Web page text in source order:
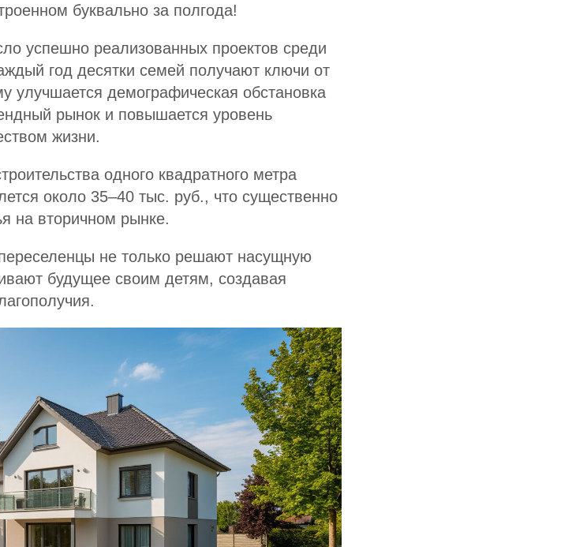
буквально за полгода!
успешно реализованных проектов среди
год десятки семей получают ключи от
улучшается демографическая обстановка
рынок и повышается уровень
жизни.
одного квадратного метра
около 35–40 тыс. руб., что существенно
на вторичном рынке.
не только решают насущную
будущее своим детям, создавая